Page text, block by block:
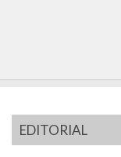
EDITORIAL